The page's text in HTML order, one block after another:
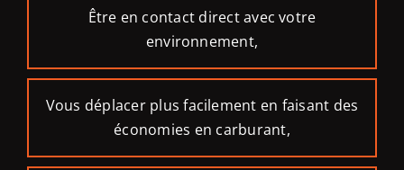
Être en contact direct avec votre
environnement,
Vous déplacer plus facilement en faisant des
économies en carburant,